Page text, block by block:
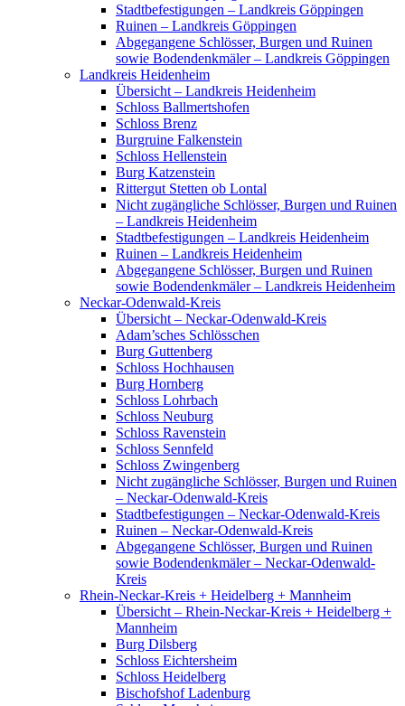
Stadtbefestigungen – Landkreis Göppingen
Ruinen – Landkreis Göppingen
Abgegangene Schlösser, Burgen und Ruinen
sowie Bodendenkmäler – Landkreis Göppingen
Landkreis Heidenheim
Übersicht – Landkreis Heidenheim
Schloss Ballmertshofen
Schloss Brenz
Burgruine Falkenstein
Schloss Hellenstein
Burg Katzenstein
Rittergut Stetten ob Lontal
Nicht zugängliche Schlösser, Burgen und Ruinen
– Landkreis Heidenheim
Stadtbefestigungen – Landkreis Heidenheim
Ruinen – Landkreis Heidenheim
Abgegangene Schlösser, Burgen und Ruinen
sowie Bodendenkmäler – Landkreis Heidenheim
Neckar-Odenwald-Kreis
Übersicht – Neckar-Odenwald-Kreis
Adam’sches Schlösschen
Burg Guttenberg
Schloss Hochhausen
Burg Hornberg
Schloss Lohrbach
Schloss Neuburg
Schloss Ravenstein
Schloss Sennfeld
Schloss Zwingenberg
Nicht zugängliche Schlösser, Burgen und Ruinen
– Neckar-Odenwald-Kreis
Stadtbefestigungen – Neckar-Odenwald-Kreis
Ruinen – Neckar-Odenwald-Kreis
Abgegangene Schlösser, Burgen und Ruinen
sowie Bodendenkmäler – Neckar-Odenwald-
Kreis
Rhein-Neckar-Kreis + Heidelberg + Mannheim
Übersicht – Rhein-Neckar-Kreis + Heidelberg +
Mannheim
Burg Dilsberg
Schloss Eichtersheim
Schloss Heidelberg
Bischofshof Ladenburg